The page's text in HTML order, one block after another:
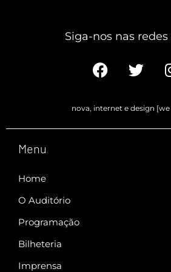
Siga-nos nas redes
nova, internet e design [we
Menu
Home
O Auditório
Programação
Bilheteria
Imprensa